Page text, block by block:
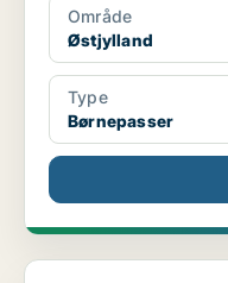
Område
Østjylland
Type
Børnepasser
Dagplejer i Vemmelev